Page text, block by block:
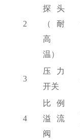
2
探头
（耐
高
温）
3
压力
开关
4
比例
溢流
阀